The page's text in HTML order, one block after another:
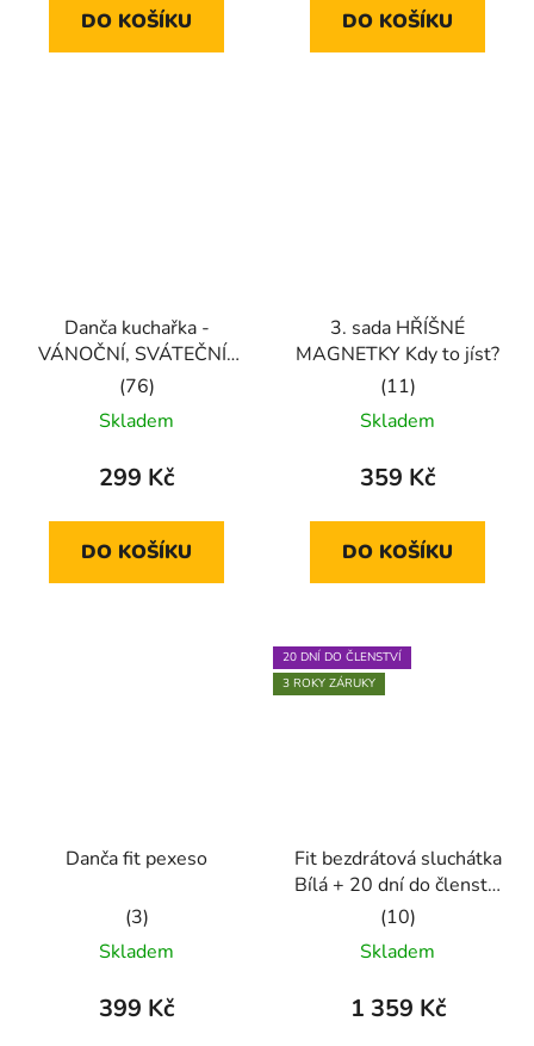
z
DO KOŠÍKU
z
DO KOŠÍKU
Danča kuchařka -
VÁNOČNÍ, SVÁTEČNÍ i
na SILVESTRA
Průměrné
hodnocení
produktu
5,0
z
Skladem
299 Kč
DO KOŠÍKU
3. sada HŘÍŠNÉ
MAGNETKY Kdy to jíst?
Průměrné
hodnocení
produktu
5,0
z
Skladem
359 Kč
DO KOŠÍKU
Danča fit pexeso
Průměrné
hodnocení
produktu
Skladem
399 Kč
20 DNÍ DO ČLENSTVÍ
3 ROKY ZÁRUKY
Fit bezdrátová sluchátka
Bílá + 20 dní do členství
+ seznam písniček i
audioknih
Průměrné
hodnocení
produktu
Skladem
1 359 Kč